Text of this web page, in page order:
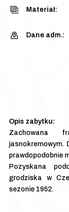
Materiał:
Dane adm.:
Zachowana
jasnokremowym.
prawdopodobnie
Pozyskana
grodziska w
sezonie 1952.